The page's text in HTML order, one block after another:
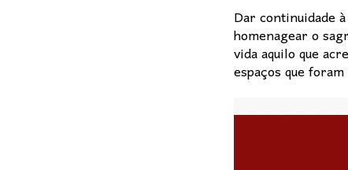
Dar continuidade
homenagear o
vida aquilo que
espaços que